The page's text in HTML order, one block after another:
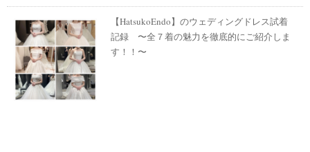
【HatsukoEndo】のウェディングドレス試着
記録 〜全７着の魅力を徹底的にご紹介しま
す！！〜